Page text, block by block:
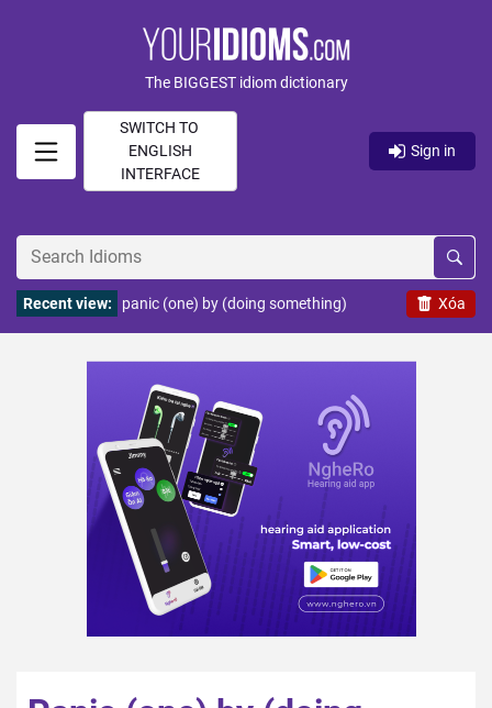
The BIGGEST idiom dictionary
SWITCH TO
ENGLISH
INTERFACE
Sign in
Xóa
Recent view: panic (one) by (doing something)